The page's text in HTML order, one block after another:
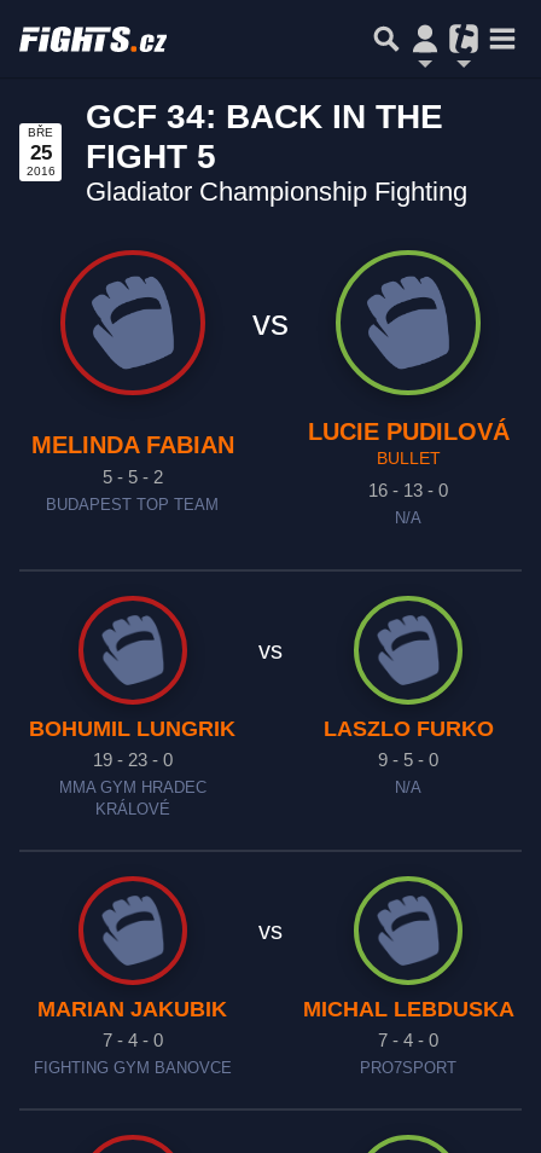
BŘE
25
2016
GCF 34: BACK IN THE
FIGHT 5
Gladiator Championship Fighting
MELINDA FABIAN
5 - 5 - 2
BUDAPEST TOP TEAM
vs
LUCIE PUDILOVÁ
BULLET
16 - 13 - 0
N/A
BOHUMIL LUNGRIK
19 - 23 - 0
MMA GYM HRADEC
KRÁLOVÉ
vs
LASZLO FURKO
9 - 5 - 0
N/A
MARIAN JAKUBIK
7 - 4 - 0
FIGHTING GYM BANOVCE
vs
MICHAL LEBDUSKA
7 - 4 - 0
PRO7SPORT